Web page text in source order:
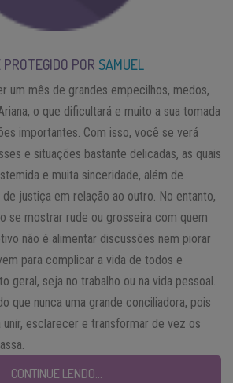
PROTEGIDO POR SAMUEL
um mês de grandes empecilhos, medos,
o que dificultará e muito a sua tomada
importantes. Com isso, você se verá
e situações bastante delicadas, as quais
e muita sinceridade, além de
justiça em relação ao outro. No entanto,
se mostrar rude ou grosseira com quem
não é alimentar discussões nem piorar
para complicar a vida de todos e
geral, seja no trabalho ou na vida pessoal.
que nunca uma grande conciliadora, pois
esclarecer e transformar de vez os
CONTINUE LENDO…